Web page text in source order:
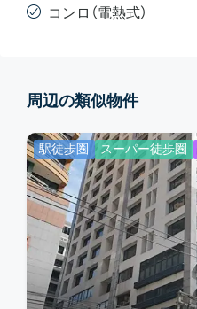
コンロ（電熱式）
周辺の類似物件
駅徒歩圏 スーパー徒歩圏